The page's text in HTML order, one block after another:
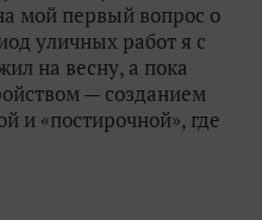
мой первый вопрос о
уличных работ я с
на весну, а пока
— созданием
и «постирочной», где